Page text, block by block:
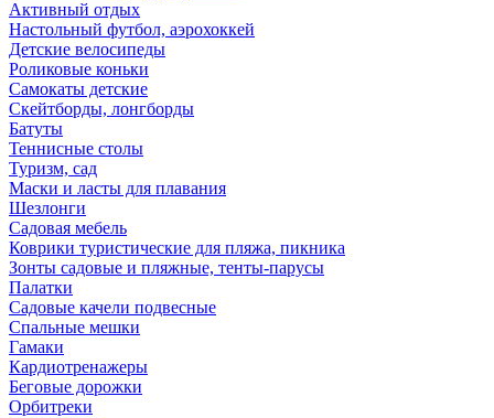
Активный отдых
Настольный футбол, аэрохоккей
Детские велосипеды
Роликовые коньки
Самокаты детские
Скейтборды, лонгборды
Батуты
Теннисные столы
Туризм, сад
Маски и ласты для плавания
Шезлонги
Садовая мебель
Коврики туристические для пляжа, пикника
Зонты садовые и пляжные, тенты-парусы
Палатки
Садовые качели подвесные
Спальные мешки
Гамаки
Кардиотренажеры
Беговые дорожки
Орбитреки